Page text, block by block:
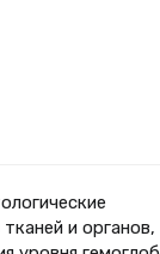
и органов,